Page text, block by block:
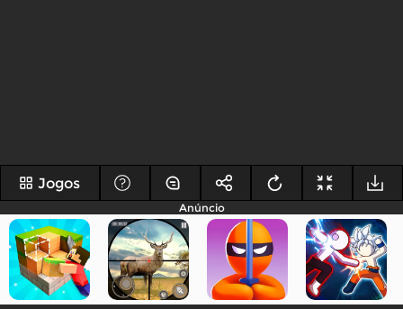
Jogos
Anúncio